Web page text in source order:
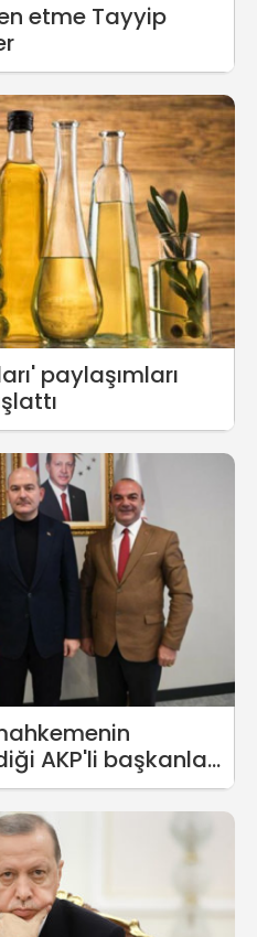
etme Tayyip
paylaşımları
AKP'li başkanları